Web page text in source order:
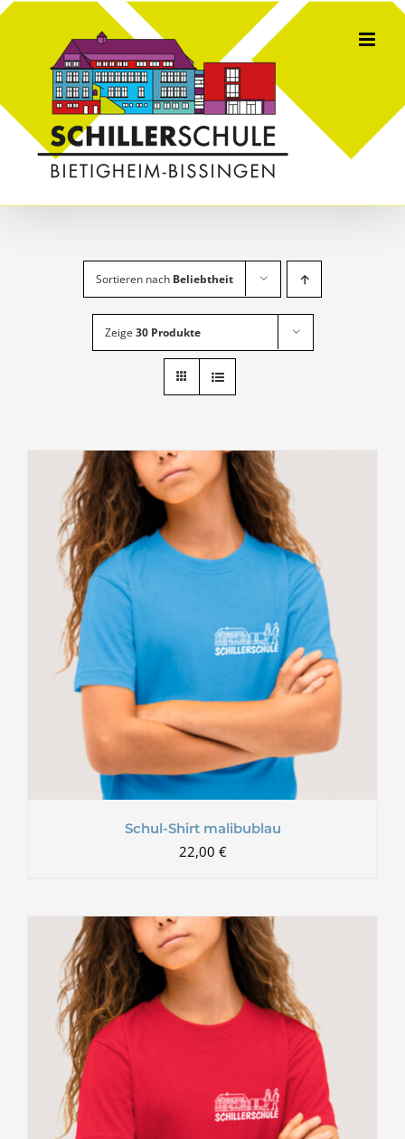
Skip
Sortieren nach Beliebtheit
Zeige 30 Produkte
Schul-Shirt malibublau
22,00 €